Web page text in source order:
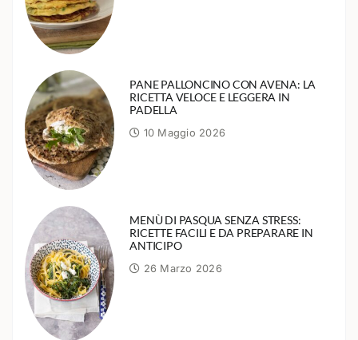
PANE PALLONCINO CON AVENA: LA
RICETTA VELOCE E LEGGERA IN
PADELLA
10 Maggio 2026
MENÙ DI PASQUA SENZA STRESS:
RICETTE FACILI E DA PREPARARE IN
ANTICIPO
26 Marzo 2026